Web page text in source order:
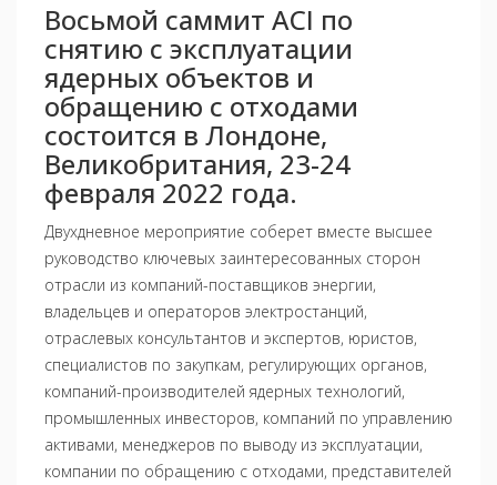
Восьмой саммит ACI по
снятию с эксплуатации
ядерных объектов и
обращению с отходами
состоится в Лондоне,
Великобритания, 23-24
февраля 2022 года.
Двухдневное мероприятие соберет вместе высшее
руководство ключевых заинтересованных сторон
отрасли из компаний-поставщиков энергии,
владельцев и операторов электростанций,
отраслевых консультантов и экспертов, юристов,
специалистов по закупкам, регулирующих органов,
компаний-производителей ядерных технологий,
промышленных инвесторов, компаний по управлению
активами, менеджеров по выводу из эксплуатации,
компании по обращению с отходами, представителей